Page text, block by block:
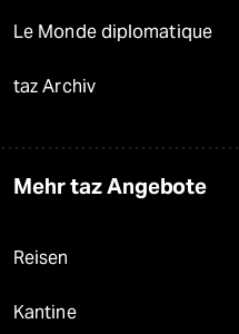
Le Monde diplomatique
taz Archiv
Mehr taz Angebote
Reisen
Kantine